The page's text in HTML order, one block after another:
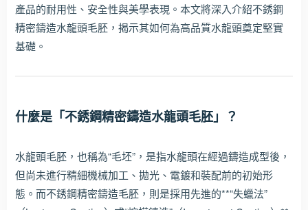
產品的耐用性、安全性與美學表現。本文將深入介紹不銹鋼
精密鑄造水龍頭毛胚，揭示其如何為高品質水龍頭奠定堅實
基礎。
什麼是「不銹鋼精密鑄造水龍頭毛胚」？
水龍頭毛胚，也稱為“毛坯”，是指水龍頭在經過鑄造成型後，
但尚未進行精細機械加工、拋光、電鍍和裝配前的初始形
態。而不銹鋼精密鑄造毛胚，則是採用先進的**“失蠟法”